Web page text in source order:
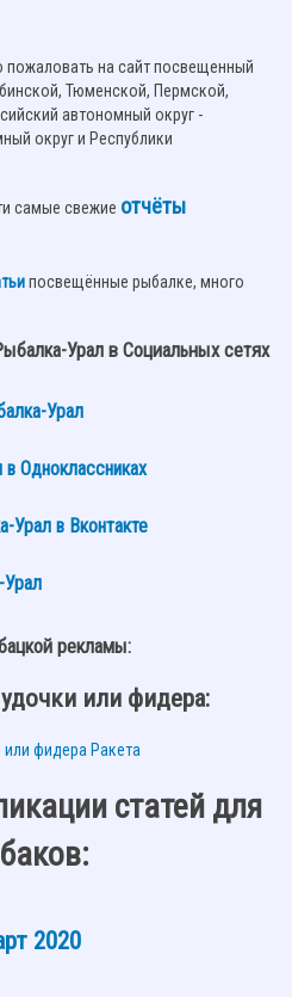
на сайт посвещенный
Тюменской, Пермской,
автономный округ -
округ и Республики
самые свежие отчёты
посвещённые рыбалке, много
Урал в Социальных сетях
Урал
Одноклассниках
в Вконтакте
Урал
рекламы:
или фидера:
статей для
2020